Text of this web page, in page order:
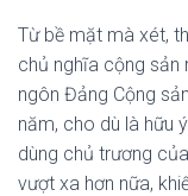
Từ bề mặt mà xét,
chủ nghĩa cộng sản
ngôn Đảng Cộng
năm, cho dù là hữu
dùng chủ trương
vượt xa hơn nữa,